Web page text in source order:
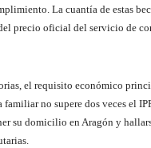
La cuantía de estas
precio oficial del servicio de
el requisito económico
familiar no supere dos veces el
su domicilio en Aragón y